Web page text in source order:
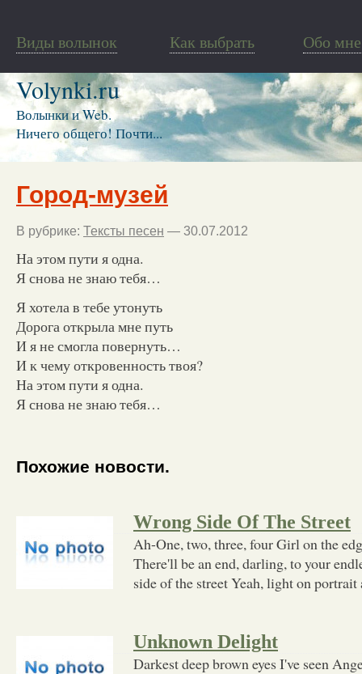
Виды волынок Как выбрать Обо мне
Volynki.ru
Волынки и Web.
Ничего общего! Почти...
Город-музей
В рубрике: Тексты песен — 30.07.2012
На этом пути я одна.
Я снова не знаю тебя…
Я хотела в тебе утонуть
Дорога открыла мне путь
И я не смогла повернуть…
И к чему откровенность твоя?
На этом пути я одна.
Я снова не знаю тебя…
Похожие новости.
Wrong Side Of The Street
Ah-One, two, three, four Girl on the
There'll be an end, darling, to your
side of the street Yeah, light on portrait
Unknown Delight
Darkest deep brown eyes I've seen